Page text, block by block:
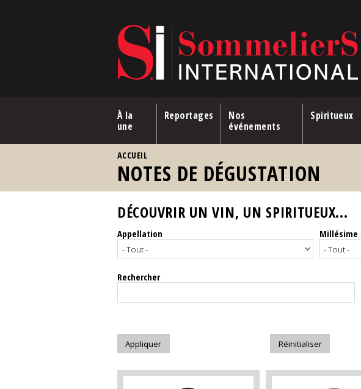
À la
une
Reportages
Nos
événements
Spiritueux
ACCUEIL
NOTES DE DÉGUSTATION
DÉCOUVRIR UN VIN, UN SPIRITUEUX...
Appellation Millésime
Rechercher